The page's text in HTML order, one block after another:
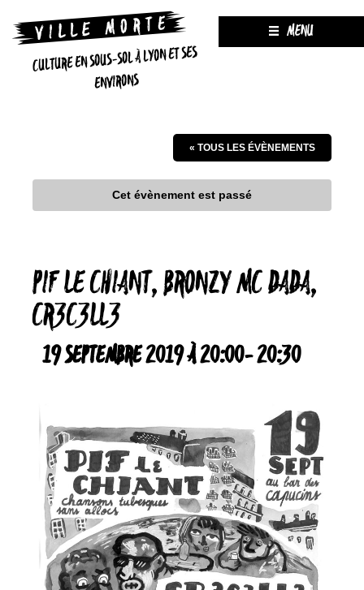
CULTURE EN SOUS-SOL À LYON ET SES
ENVIRONS
MENU
« TOUS LES ÉVÈNEMENTS
Cet évènement est passé
PIF LE CHIANT, BRONZY MC DADA,
CR3C3LL3
19 SEPTEMBRE 2019 À 20:00-20:30